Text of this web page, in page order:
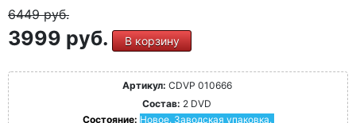
6449руб.
3999 руб. В корзину
Артикул: CDVP 010666
Состав: 2 DVD
Состояние: Новое. Заводская упаковка.